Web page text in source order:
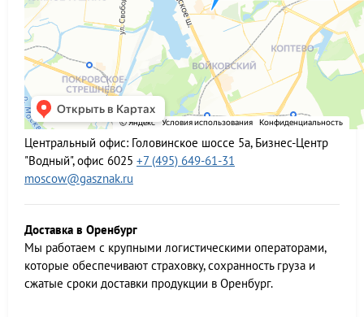
Центральный офис: Головинское шоссе 5а, Бизнес-Центр
"Водный", офис 6025 +7 (495) 649-61-31
moscow@gasznak.ru
Доставка в Оренбург
Мы работаем c крупными логистическими операторами,
которые обеспечивают страховку, сохранность груза и
сжатые сроки доставки продукции в Оренбург.